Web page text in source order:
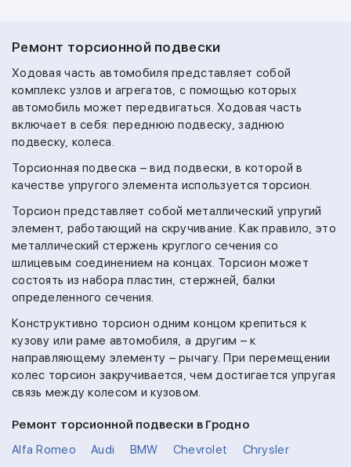
Ремонт торсионной подвески
Ходовая часть автомобиля представляет собой
комплекс узлов и агрегатов, с помощью которых
автомобиль может передвигаться. Ходовая часть
включает в себя: переднюю подвеску, заднюю
подвеску, колеса.
Торсионная подвеска – вид подвески, в которой в
качестве упругого элемента используется торсион.
Торсион представляет собой металлический упругий
элемент, работающий на скручивание. Как правило, это
металлический стержень круглого сечения со
шлицевым соединением на концах. Торсион может
состоять из набора пластин, стержней, балки
определенного сечения.
Конструктивно торсион одним концом крепиться к
кузову или раме автомобиля, а другим – к
направляющему элементу – рычагу. При перемещении
колес торсион закручивается, чем достигается упругая
связь между колесом и кузовом.
Ремонт торсионной подвески в Гродно
Alfa Romeo
Audi BMW Chevrolet
Chrysler